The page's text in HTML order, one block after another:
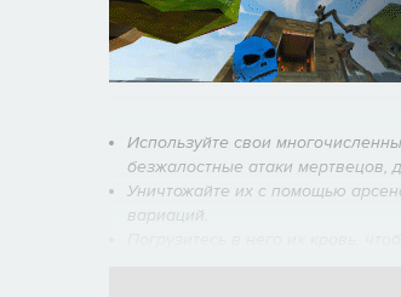
Используйте свои
безжалостные атаки мертвецов,
Уничтожайте их с помощью
вариаций.